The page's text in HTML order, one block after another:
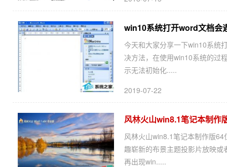
win10系统打开word文档会
今天和大家分享一下win10系统
决方法，在使用win10系统的过
示无法初始化.....
2019-07-22
风林火山win8.1笔记本制作
风林火山win8.1笔记本制作版
趣崭新的布景主题投影片放映
再出现win.....